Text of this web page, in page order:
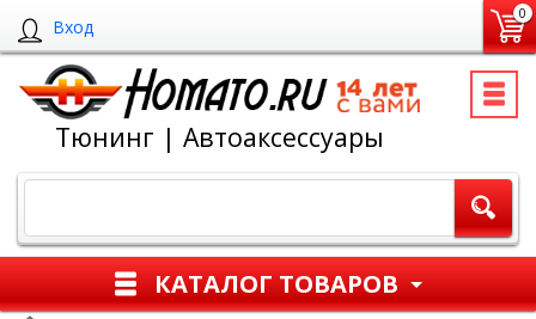
Вход
0
Тюнинг | Автоаксессуары
КАТАЛОГ ТОВАРОВ